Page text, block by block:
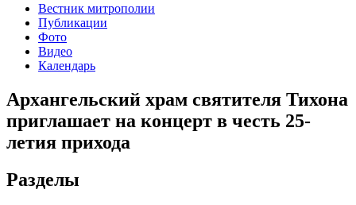
Вестник митрополии
Публикации
Фото
Видео
Календарь
Архангельский храм святителя Тихона
приглашает на концерт в честь 25-
летия прихода
Разделы